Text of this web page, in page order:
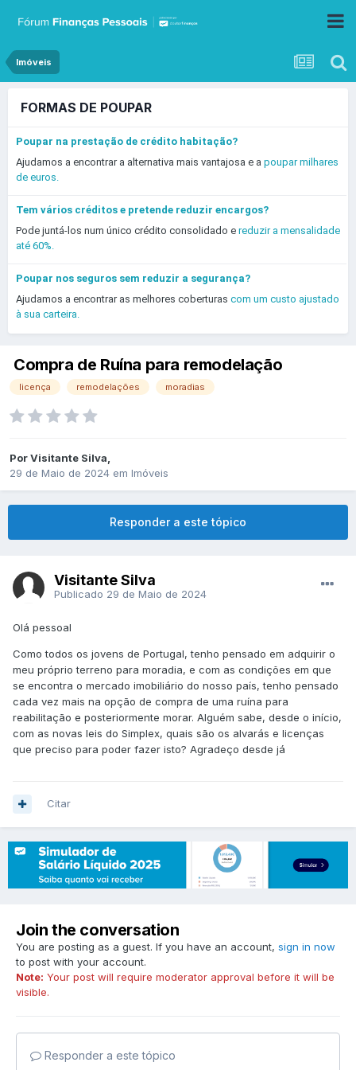
Imóveis
FORMAS DE POUPAR
Poupar na prestação de crédito habitação?
Ajudamos a encontrar a alternativa mais vantajosa e a poupar milhares
de euros.
Tem vários créditos e pretende reduzir encargos?
Pode juntá-los num único crédito consolidado e reduzir a mensalidade
até 60%.
Poupar nos seguros sem reduzir a segurança?
Ajudamos a encontrar as melhores coberturas com um custo ajustado
à sua carteira.
Compra de Ruína para remodelação
licença remodelações moradias
PorVisitante Silva,
29 de Maio de 2024 em Imóveis
Responder a este tópico
Visitante Silva
Publicado 29 de Maio de 2024
Olá pessoal
Como todos os jovens de Portugal, tenho pensado em adquirir o
meu próprio terreno para moradia, e com as condições em que
se encontra o mercado imobiliário do nosso país, tenho pensado
cada vez mais na opção de compra de uma ruína para
reabilitação e posteriormente morar. Alguém sabe, desde o início,
com as novas leis do Simplex, quais são os alvarás e licenças
que preciso para poder fazer isto? Agradeço desde já
Citar
Join the conversation
You are posting as a guest. If you have an account, sign in now
to post with your account.
Note: Your post will require moderator approval before it will be
visible.
Responder a este tópico